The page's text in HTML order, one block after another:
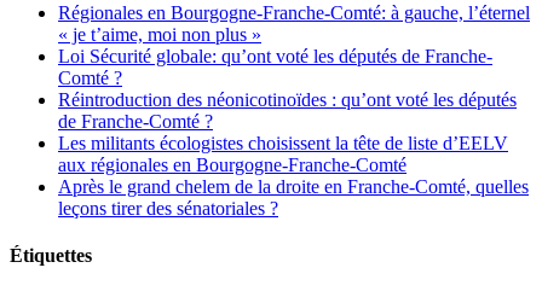
Régionales en Bourgogne-Franche-Comté: à gauche, l’éternel
« je t’aime, moi non plus »
Loi Sécurité globale: qu’ont voté les députés de Franche-
Comté ?
Réintroduction des néonicotinoïdes : qu’ont voté les députés
de Franche-Comté ?
Les militants écologistes choisissent la tête de liste d’EELV
aux régionales en Bourgogne-Franche-Comté
Après le grand chelem de la droite en Franche-Comté, quelles
leçons tirer des sénatoriales ?
Étiquettes